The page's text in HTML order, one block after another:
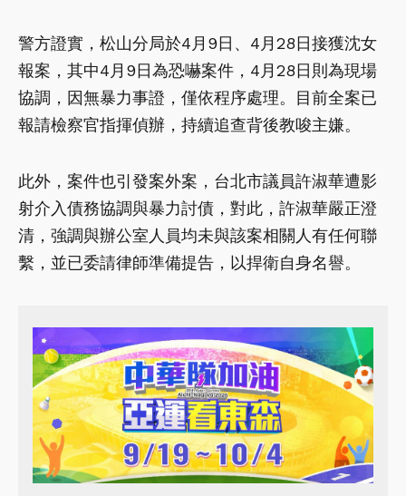
警方證實，松山分局於4月9日、4月28日接獲沈女
報案，其中4月9日為恐嚇案件，4月28日則為現場
協調，因無暴力事證，僅依程序處理。目前全案已
報請檢察官指揮偵辦，持續追查背後教唆主嫌。
此外，案件也引發案外案，台北市議員許淑華遭影
射介入債務協調與暴力討債，對此，許淑華嚴正澄
清，強調與辦公室人員均未與該案相關人有任何聯
繫，並已委請律師準備提告，以捍衛自身名譽。